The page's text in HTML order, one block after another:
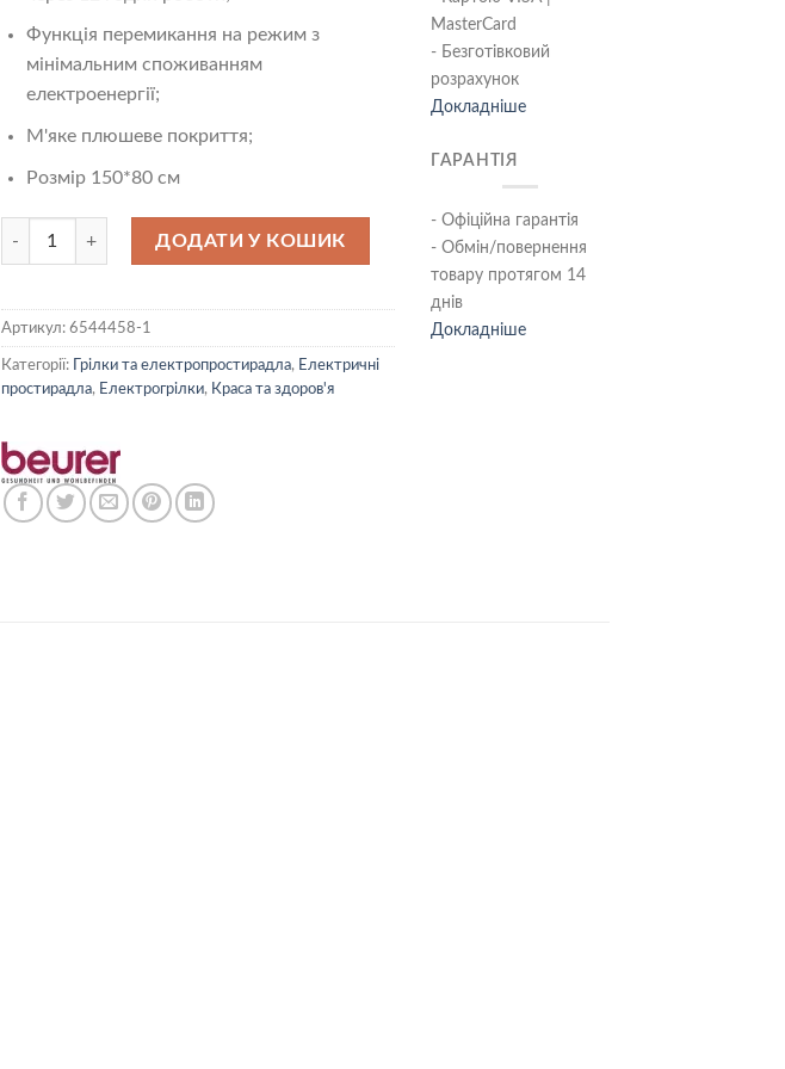
Функція перемикання на режим з
мінімальним споживанням
електроенергії;
М'яке плюшеве покриття;
Розмір 150*80 см
Електропростирадло Beurer UB 33 кількість
ДОДАТИ У КОШИК
Артикул: 6544458-1
Категорії: Грілки та електропростирадла, Електричні
простирадла, Електрогрілки, Краса та здоров'я
MasterCard
- Безготівковий
розрахунок
Докладніше
ГАРАНТІЯ
- Офіційна гарантія
- Обмін/повернення
товару протягом 14
днів
Докладніше